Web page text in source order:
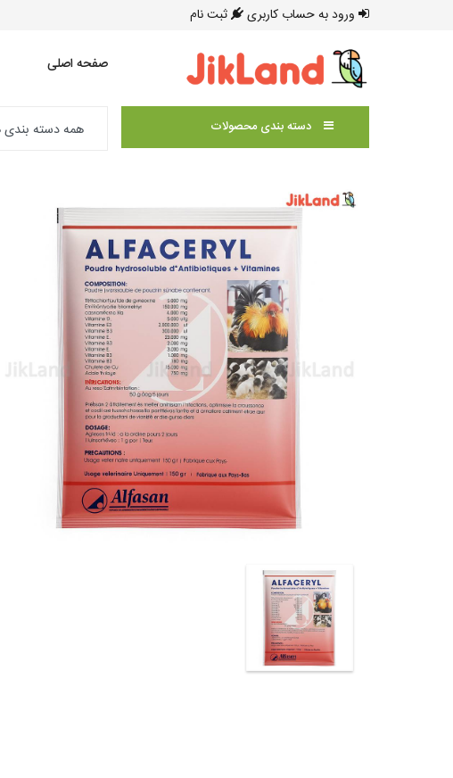
ورود به حساب کاربری ثبت نام
صفحه اصلی
دسته بندی محصولات